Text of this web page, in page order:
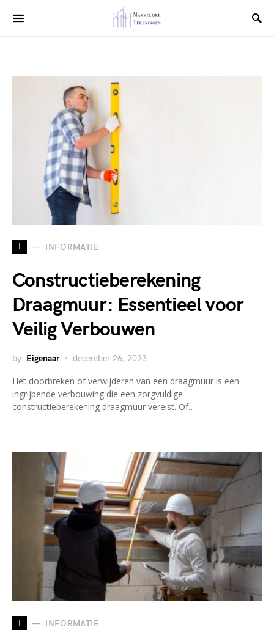
I INFORMATIE
Constructieberekening
Draagmuur: Essentieel voor
Veilig Verbouwen
by Eigenaar december 26, 2023
Het doorbreken of verwijderen van een draagmuur is een
ingrijpende verbouwing die een zorgvuldige
constructieberekening draagmuur vereist. Of…
I INFORMATIE